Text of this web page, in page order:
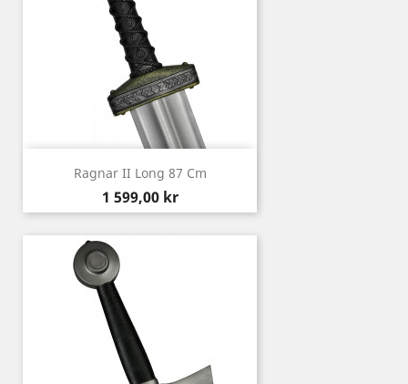
Ragnar II Long 87 Cm
Pris
1 599,00 kr